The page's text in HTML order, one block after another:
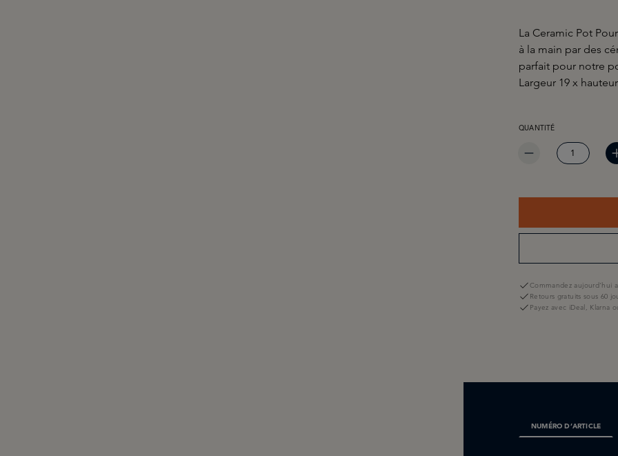
La Ceramic Pot
à la main par des
parfait pour notre
Largeur 19 x
QUANTITÉ DE PRODUIT
QUANTITÉ
Commandez aujourd'hui
Retours gratuits sous 60
Payez avec iDeal, Klarna
NUMÉRO D’ARTICLE